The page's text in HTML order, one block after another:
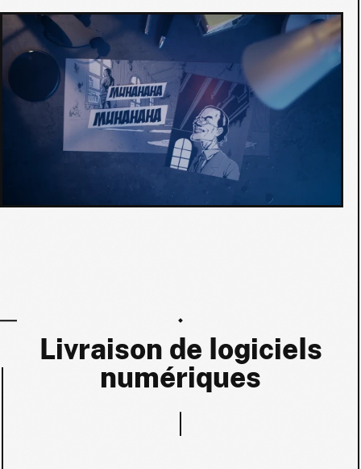
Livraison de logiciels
numériques